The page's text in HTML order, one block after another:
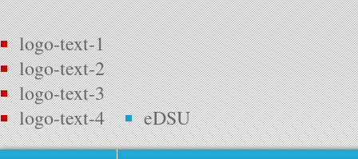
logo-text-1
logo-text-2
logo-text-3
logo-text-4
eDSU